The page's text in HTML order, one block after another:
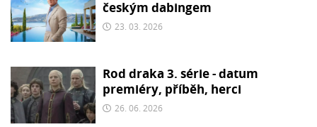
českým dabingem
23. 03. 2026
Rod draka 3. série - datum
premiéry, příběh, herci
26. 06. 2026